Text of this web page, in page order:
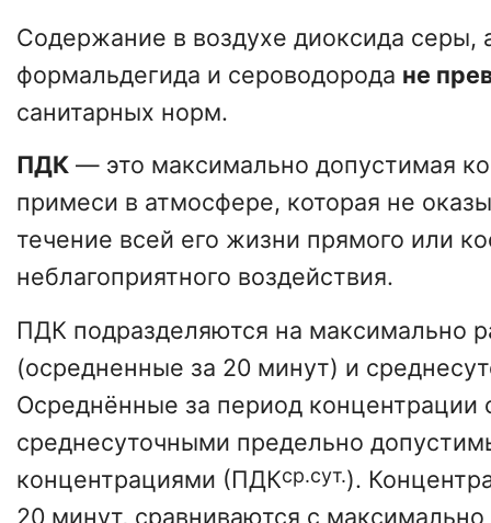
Содержание в воздухе диоксида серы,
формальдегида и сероводорода не
санитарных норм.
ПДК — это максимально допустимая
примеси в атмосфере, которая не
течение всей его жизни прямого или
неблагоприятного воздействия.
ПДК подразделяются на максимально
(осредненные за 20 минут) и
Осреднённые за период концентрации
среднесуточными предельно
концентрациями (ПДКср.сут.).
20 минут, сравниваются с